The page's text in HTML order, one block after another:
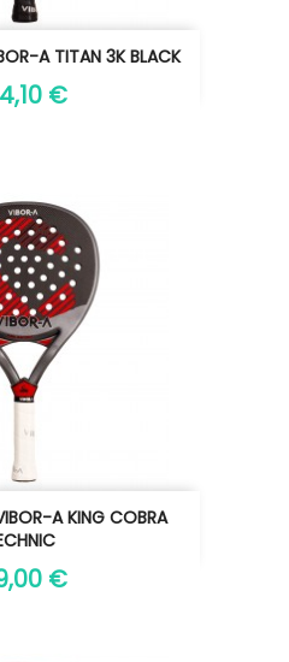
A TITAN 3K BLACK
€
A KING COBRA
€